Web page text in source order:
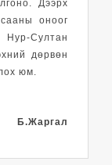
Дээрх
оноог
Нур-Султан
дөрвөн
юм.
Б.Жаргал